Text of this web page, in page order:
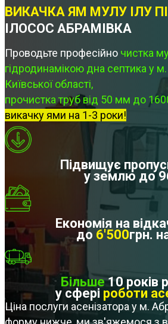
ВИКАЧКА ЯМ МУЛУ ІЛУ
ІЛОСОС АБРАМІВКА
Проводьте професійно чистка
гідродинамікою дна септика у
Київської області,
прочистка труб від 50 мм до
викачку ями на 1-3 роки!
Підвищує
у землю до
Економія на
до 6'500грн.
Більше10 років
у сфері роботи
Ціна послуги асенізатора у м.